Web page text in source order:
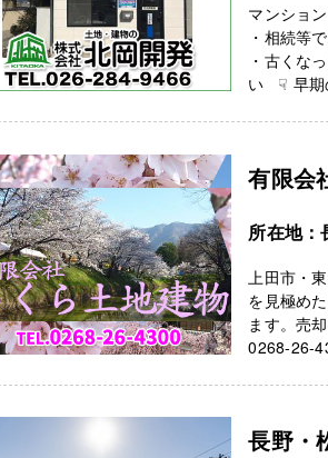
マンショ
・相続等
・古くな
い ☟ 早期
有限会
所在地：
上田市・
を見極め
ます。売
0268-26-
長野・